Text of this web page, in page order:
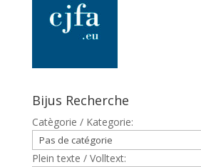
Bijus Recherche
Catègorie / Kategorie:
Plein texte / Volltext: